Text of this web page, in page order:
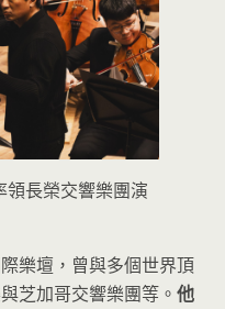
領長榮交響樂團演
樂壇，曾與多個世界頂
芝加哥交響樂團等。 他